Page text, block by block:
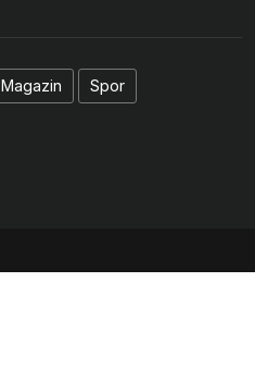
Magazin Spor